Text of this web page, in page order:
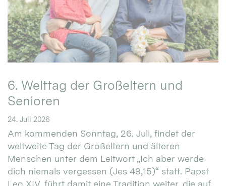
6. Welttag der Großeltern und
Senioren
24. Juli 2026
Am kommenden Sonntag, 26. Juli, findet der
weltweite Tag der Großeltern und älteren
Menschen unter dem Leitwort „Ich aber werde
dich niemals vergessen (Jes 49,15)“ statt. Papst